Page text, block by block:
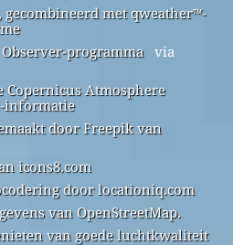
gecombineerd met qweather™-
programma via
Copernicus Atmosphere
informatie
door Freepik van
icons8.com
door locationiq.com
van OpenStreetMap.
van goede luchtkwaliteit